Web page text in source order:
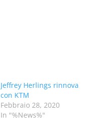
Jeffrey Herlings rinnova
con KTM
Febbraio 28, 2020
In "%News%"